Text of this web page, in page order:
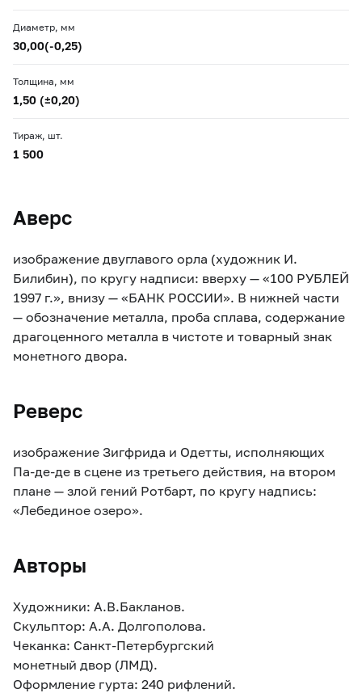
Диаметр, мм
30,00(-0,25)
Толщина, мм
1,50 (±0,20)
Тираж, шт.
1 500
Аверс
изображение двуглавого орла (художник И.
Билибин), по кругу надписи: вверху — «100 РУБЛЕЙ
1997 г.», внизу — «БАНК РОССИИ». В нижней части
— обозначение металла, проба сплава, содержание
драгоценного металла в чистоте и товарный знак
монетного двора.
Реверс
изображение Зигфрида и Одетты, исполняющих
Па-де-де в сцене из третьего действия, на втором
плане — злой гений Ротбарт, по кругу надпись:
«Лебединое озеро».
Авторы
Художники: А.В.Бакланов.
Скульптор: А.А. Долгополова.
Чеканка: Санкт-Петербургский
монетный двор (ЛМД).
Оформление гурта: 240 рифлений.